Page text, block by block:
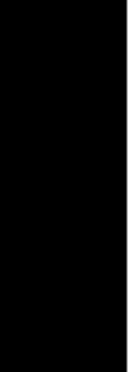
Collis))
(as Gabe Borgo)),
y